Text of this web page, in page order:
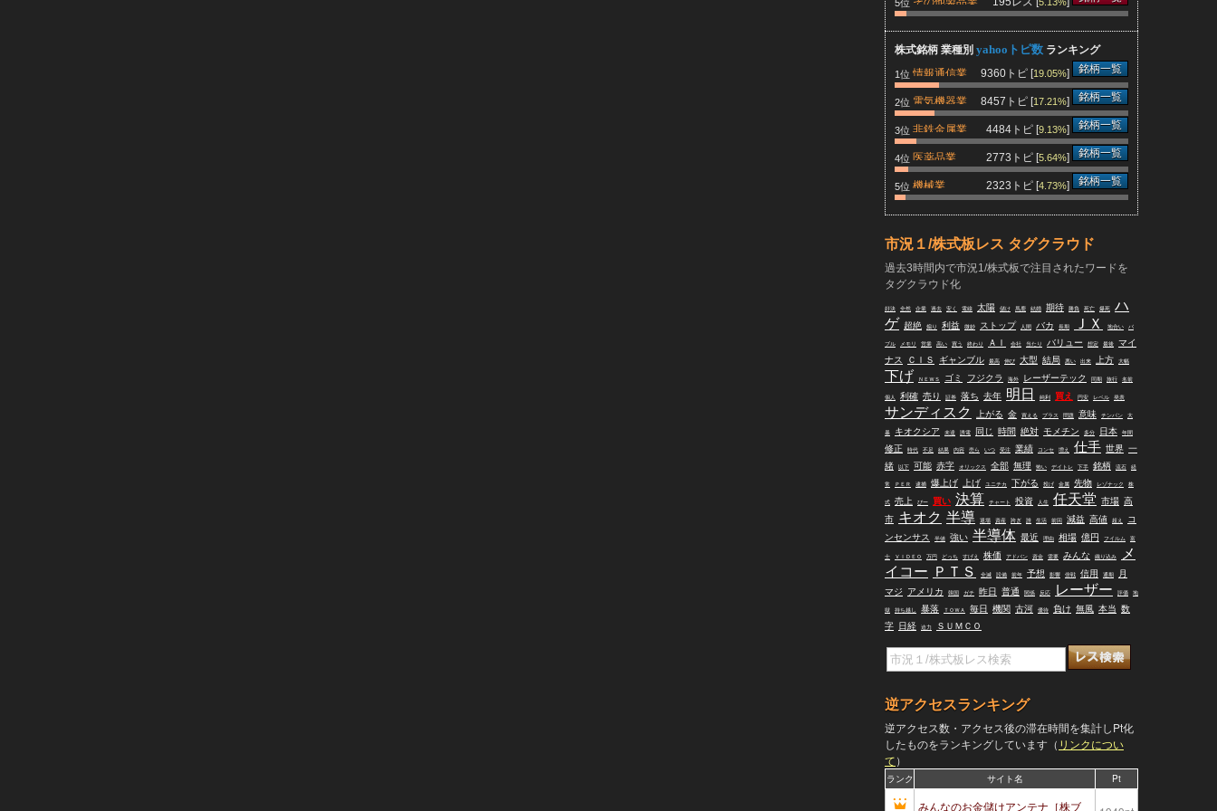
5位
株式銘柄 業種別 yahooトピ数 ランキング
1位 情報通信業 9360トピ [19.05%] 銘柄一覧
2位 電気機器業 8457トピ [17.21%] 銘柄一覧
3位 非鉄金属業 4484トピ [9.13%] 銘柄一覧
4位 医薬品業 2773トピ [5.64%] 銘柄一覧
5位 機械業 2323トピ [4.73%] 銘柄一覧
市況１/株式板レス タグクラウド
過去3時間内で市況1/株式板で注目されたワードを
タグクラウド化
好決 全然 企業 過去 安く 電線 太陽 儲け 馬鹿 結婚 期待 勝負 死亡 爆死
ハ
ゲ 超絶 煽り 利益 微妙 ストップ 人間 バカ 長期 ＪＸ 地合い バ
ブル メモリ 営業 高い 買う 終わり ＡＩ 会社 当たり バリュー 想定 最後
マイ
ナス
ＣＩＳ ギャンブル 最高 伸び 大型 結局 悪い 出来 上方 大幅
下げ ＮＥＷＳ ゴミ フジクラ 海外 レーザーテック 同期 旅行 名前
個人 利確 売り 証券 落ち 去年 明日 純利 買え 円安 レベル 発表
サンディスク 上がる 金 買える プラス 問題 意味 チンパン 大
暴 キオクシア 未達 誘電 同じ 時間 絶対 モメチン 多分 日本 年間
修正 時代 不足 結果 内容 売ら いつ 受注 業績 コンセ 増え 仕手 世界 一
緒
以下 可能 赤字 オリックス 全部 無理 怖い デイトレ 下手 銘柄 流石 経
常 ＰＥＲ 逮捕 爆上げ 上げ ユニチカ 下がる 投げ 金属 先物 レゾナック 株
式 売上 ぴー 買い 決算 チャート 投資 人生 任天堂 市場 高
市 キオク 半導 退場 資産 跨ぎ 誰 生活 前回 減益 高値 超え
コ
ンセンサス
半値 強い 半導体 最近 理由 相場 億円 フイルム 富
士 ＶＩＤＥＯ 万円 どっち すげえ 株価 アドバン 資金 需要 みんな 織り込み
メ
イコー ＰＴＳ 全滅 設備 前年 予想 影響 倍戦 信用 通期
月
マジ
アメリカ 韓国 ガチ 昨日 普通 関係 反応 レーザー 評価 地
獄 持ち越し 暴落 ＴＯＷＡ 毎日 機関 古河 優待 負け 無風 本当 数
字 日経 迫力 ＳＵＭＣＯ
逆アクセスランキング
逆アクセス数・アクセス後の滞在時間を集計しPt化
したものをランキングしています（ リンクについ
て）
ランク サイト名 Pt
みんなのお金儲けアンテナ［株ブ